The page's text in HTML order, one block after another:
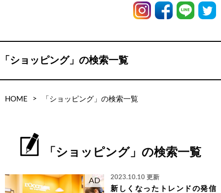
「ショッピング」の検索一覧
HOME > 「ショッピング」の検索一覧
「ショッピング」の検索一覧
AD 2023.10.10 更新
新しくなったトレンドの発信